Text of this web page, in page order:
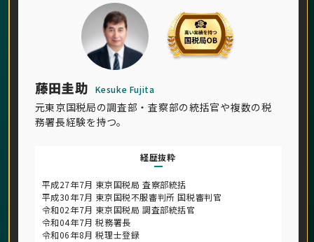
藤田圭助 Kesuke Fujita
元東京国税局の調査部・査察部の統括官や複数の税
務署長経験を持つ。
経歴抜粋
平成27年7月 東京国税局 査察部統括
平成30年7月 東京国税不服審判所 国税審判官
令和02年7月 東京国税局 調査部統括官
令和04年7月 税務署長
令和06年8月 税理士登録